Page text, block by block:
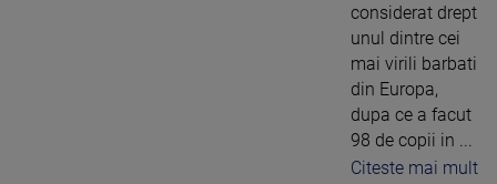
considerat drept
unul dintre cei
mai virili barbati
din Europa,
dupa ce a facut
98 de copii in ...
Citeste mai mult